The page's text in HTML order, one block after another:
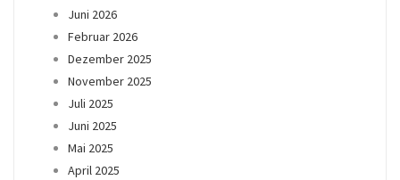
Juni 2026
Februar 2026
Dezember 2025
November 2025
Juli 2025
Juni 2025
Mai 2025
April 2025